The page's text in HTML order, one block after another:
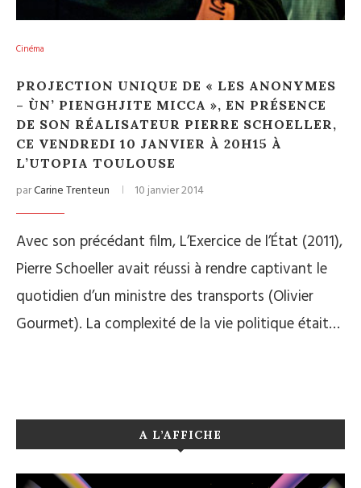
Cinéma
PROJECTION UNIQUE DE « LES ANONYMES
– ÙN’ PIENGHJITE MICCA », EN PRÉSENCE
DE SON RÉALISATEUR PIERRE SCHOELLER,
CE VENDREDI 10 JANVIER À 20H15 À
L’UTOPIA TOULOUSE
parCarine Trenteun 10 janvier 2014
Avec son précédant film, L’Exercice de l’État (2011),
Pierre Schoeller avait réussi à rendre captivant le
quotidien d’un ministre des transports (Olivier
Gourmet). La complexité de la vie politique était…
A L’AFFICHE